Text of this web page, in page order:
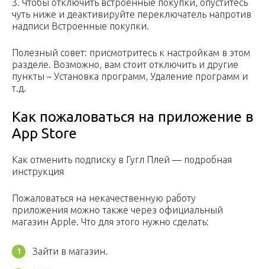
3. Чтобы отключить встроенные покупки, опуститесь
чуть ниже и деактивируйте переключатель напротив
надписи Встроенные покупки.
Полезный совет: присмотритесь к настройкам в этом
разделе. Возможно, вам стоит отключить и другие
пункты – Установка программ, Удаление программ и
т.д.
Как пожаловаться на приложение в
App Store
Как отменить подписку в Гугл Плей — подробная
инструкция
Пожаловаться на некачественную работу
приложения можно также через официальный
магазин Apple. Что для этого нужно сделать:
Зайти в магазин.